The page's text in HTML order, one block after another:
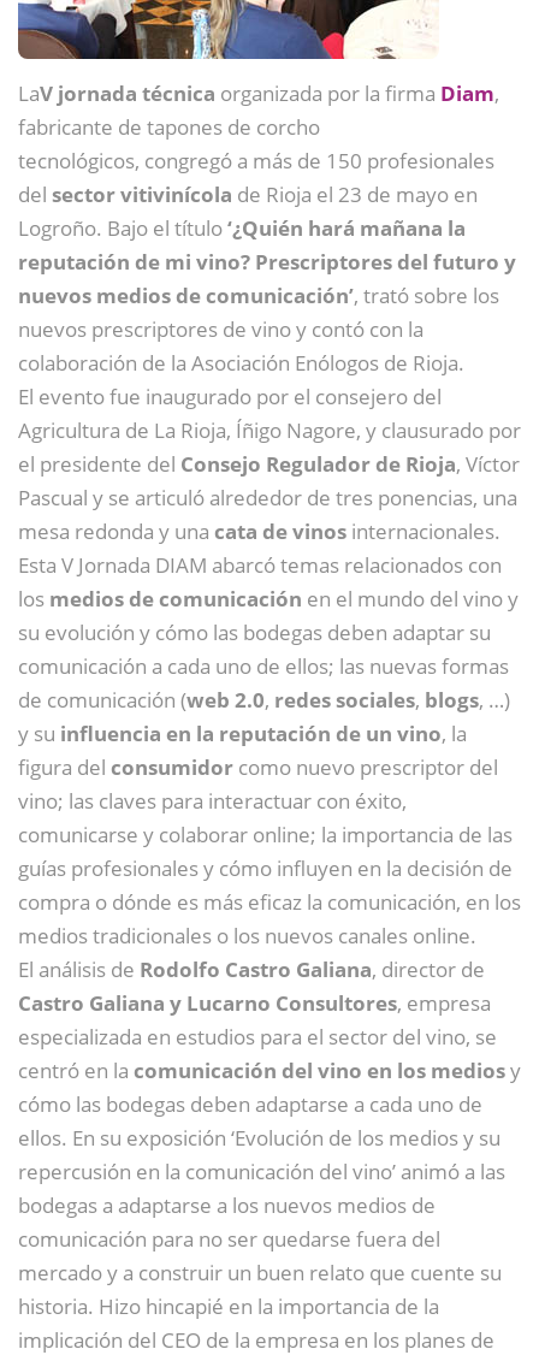
LaV jornada técnica organizada por la firma Diam,
fabricante de tapones de corcho
tecnológicos, congregó a más de 150 profesionales
del sector vitivinícola de Rioja el 23 de mayo en
Logroño. Bajo el título‘¿Quién hará mañana la
reputación de mi vino? Prescriptores del futuro y
nuevos medios de comunicación’, trató sobre los
nuevos prescriptores de vino y contó con la
colaboración de la Asociación Enólogos de Rioja.
El evento fue inaugurado por el consejero del
Agricultura de La Rioja, Íñigo Nagore, y clausurado por
el presidente del Consejo Regulador de Rioja, Víctor
Pascual y se articuló alrededor de tres ponencias, una
mesa redonda y una cata de vinos internacionales.
Esta V Jornada DIAM abarcó temas relacionados con
los medios de comunicación en el mundo del vino y
su evolución y cómo las bodegas deben adaptar su
comunicación a cada uno de ellos; las nuevas formas
de comunicación (web 2.0, redes sociales, blogs, …)
y su influencia en la reputación de un vino, la
figura del consumidor como nuevo prescriptor del
vino; las claves para interactuar con éxito,
comunicarse y colaborar online; la importancia de las
guías profesionales y cómo influyen en la decisión de
compra o dónde es más eficaz la comunicación, en los
medios tradicionales o los nuevos canales online.
El análisis de Rodolfo Castro Galiana, director de
Castro Galiana y Lucarno Consultores, empresa
especializada en estudios para el sector del vino, se
centró en la comunicación del vino en los mediosy
cómo las bodegas deben adaptarse a cada uno de
ellos. En su exposición ‘Evolución de los medios y su
repercusión en la comunicación del vino’ animó a las
bodegas a adaptarse a los nuevos medios de
comunicación para no ser quedarse fuera del
mercado y a construir un buen relato que cuente su
historia. Hizo hincapié en la importancia de la
implicación del CEO de la empresa en los planes de